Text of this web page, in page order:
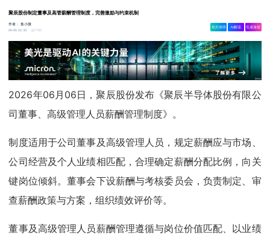
聚辰股份制定董事及高管薪酬管理制度，完善激励与约束机制
作者：集小微
06-06 02:30
7760
相关舆情 AI解读 生成海报
2026年06月06日，聚辰股份发布《聚辰半导体股份有限公
司董事、高级管理人员薪酬管理制度》。
制度适用于公司董事及高级管理人员，规定薪酬应与市场、
公司经营及个人业绩相匹配，合理确定薪酬分配比例，向关
键岗位倾斜。董事会下设薪酬与考核委员会，负责制定、审
查薪酬政策与方案，组织绩效评价等。
董事及高级管理人员薪酬管理遵循与岗位价值匹配、以业绩